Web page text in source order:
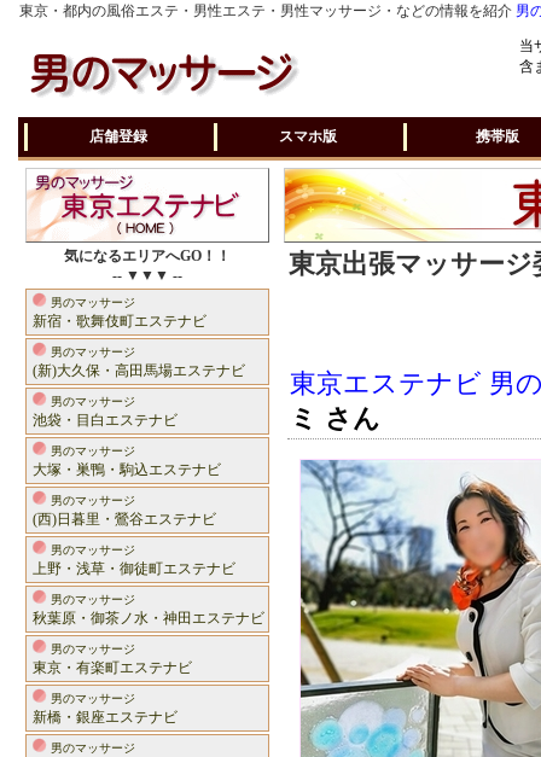
東京・都内の風俗エステ・男性エステ・男性マッサージ・などの情報を紹介 男
当
含
店舗登録 スマホ版 携帯版
気になるエリアへGO！！
-- ▼▼▼ --
男のマッサージ
新宿・歌舞伎町エステナビ
男のマッサージ
(新)大久保・高田馬場エステナビ
男のマッサージ
池袋・目白エステナビ
男のマッサージ
大塚・巣鴨・駒込エステナビ
男のマッサージ
(西)日暮里・鶯谷エステナビ
男のマッサージ
上野・浅草・御徒町エステナビ
男のマッサージ
秋葉原・御茶ノ水・神田エステナビ
男のマッサージ
東京・有楽町エステナビ
男のマッサージ
新橋・銀座エステナビ
男のマッサージ
東京出張マッサー
東京エステナビ 男
ミ さん